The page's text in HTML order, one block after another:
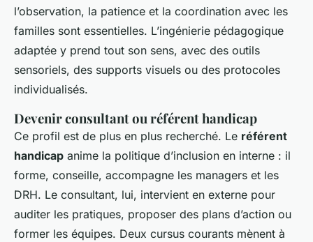
l’observation, la patience et la coordination avec les
familles sont essentielles. L’ingénierie pédagogique
adaptée y prend tout son sens, avec des outils
sensoriels, des supports visuels ou des protocoles
individualisés.
Devenir consultant ou référent handicap
Ce profil est de plus en plus recherché. Le référent
handicap anime la politique d’inclusion en interne : il
forme, conseille, accompagne les managers et les
DRH. Le consultant, lui, intervient en externe pour
auditer les pratiques, proposer des plans d’action ou
former les équipes. Deux cursus courants mènent à